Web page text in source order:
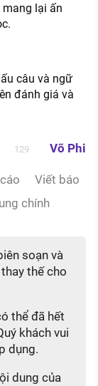
lại ấn
câu và ngữ
đánh giá và
129 Võ Phi
Viết báo
chính
soạn và
thế cho
thể đã hết
khách vui
dụng.
dung của